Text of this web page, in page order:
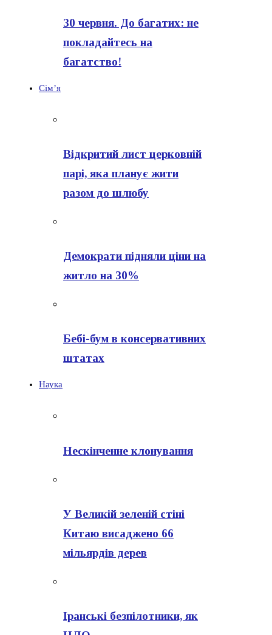
30 червня. До багатих: не
покладайтесь на
багатство!
Сім’я
Відкритий лист церковній
парі, яка планує жити
разом до шлюбу
Демократи підняли ціни на
житло на 30%
Бебі-бум в консервативних
штатах
Наука
Нескінченне клонування
У Великій зеленій стіні
Китаю висаджено 66
мільярдів дерев
Іранські безпілотники, як